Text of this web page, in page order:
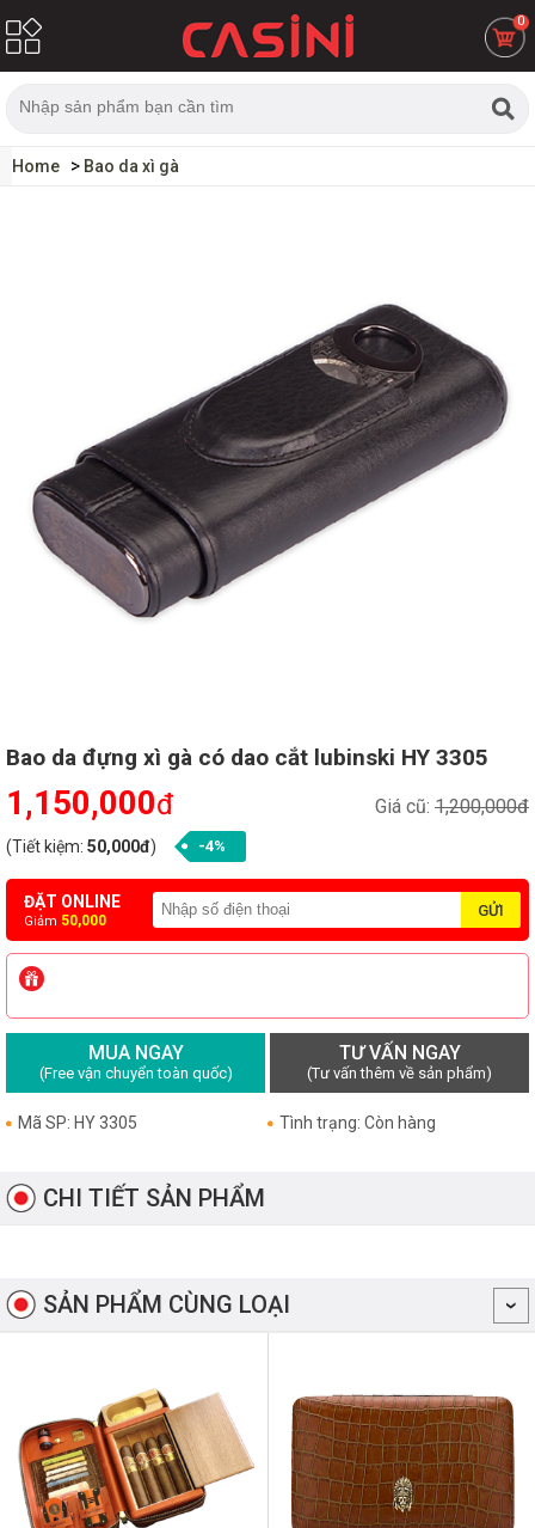
0
Home Bao da xì gà
Bao da đựng xì gà có dao cắt lubinski HY 3305
Giá cũ: 1,200,000đ
1,150,000đ
(Tiết kiệm: 50,000đ) -4%
ĐẶT ONLINE
Giảm 50,000
MUA NGAY
(Free vận chuyển toàn quốc)
TƯ VẤN NGAY
(Tư vấn thêm về sản phẩm)
Mã SP: HY 3305 Tình trạng: Còn hàng
CHI TIẾT SẢN PHẨM
SẢN PHẨM CÙNG LOẠI